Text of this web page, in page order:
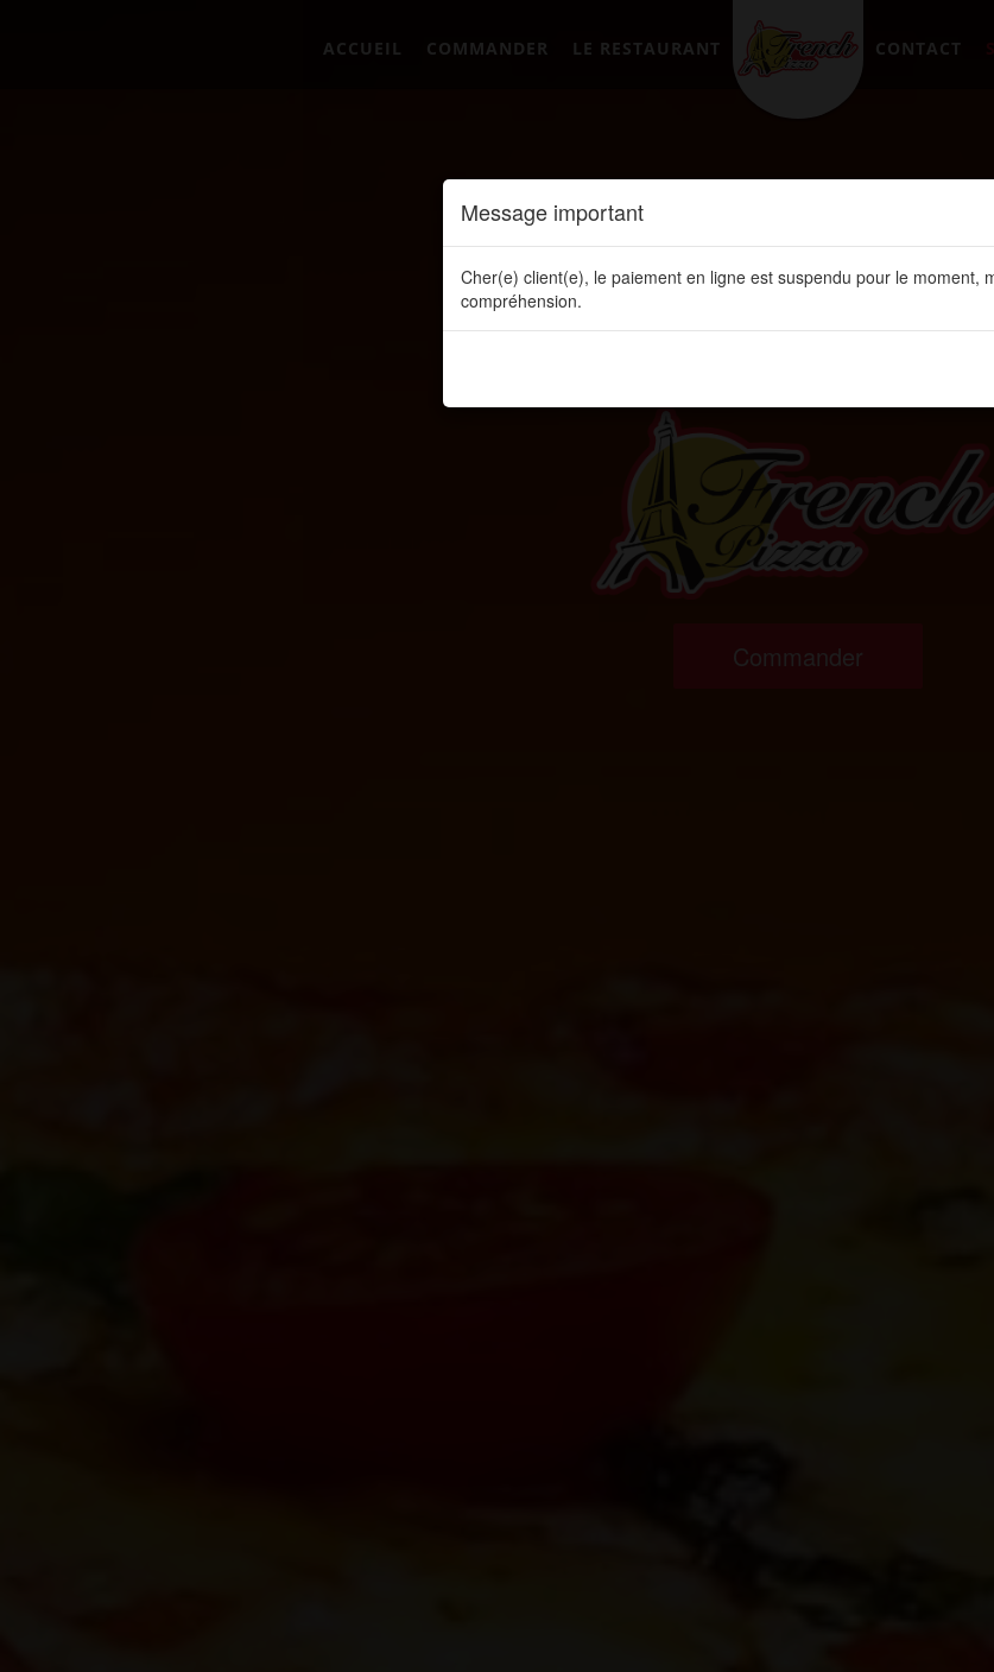
ACCUEIL COMMANDER LE RESTAURANT CONTACT
Commander
Message important
Cher(e) client(e), le paiement en ligne est suspendu pour le moment,
compréhension.